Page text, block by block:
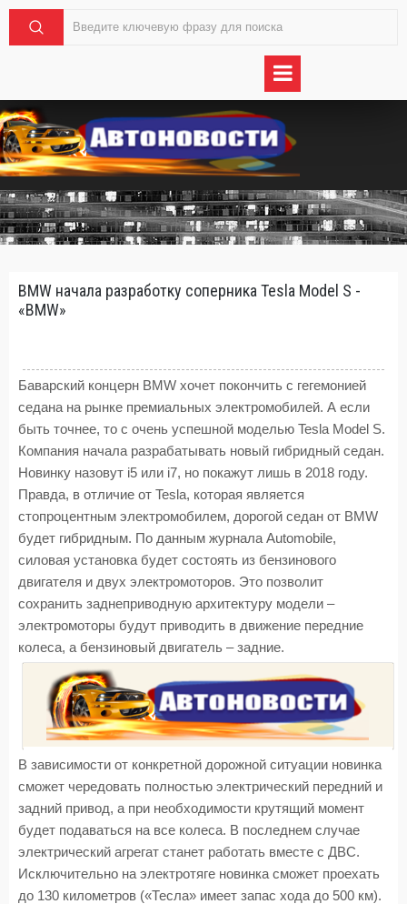
BMW начала разработку соперника Tesla Model S -
«BMW»
Баварский концерн BMW хочет покончить с гегемонией
седана на рынке премиальных электромобилей. А если
быть точнее, то с очень успешной моделью Tesla Model S.
Компания начала разрабатывать новый гибридный седан.
Новинку назовут i5 или i7, но покажут лишь в 2018 году.
Правда, в отличие от Tesla, которая является
стопроцентным электромобилем, дорогой седан от BMW
будет гибридным. По данным журнала Automobile,
силовая установка будет состоять из бензинового
двигателя и двух электромоторов. Это позволит
сохранить заднеприводную архитектуру модели –
электромоторы будут приводить в движение передние
колеса, а бензиновый двигатель – задние.
В зависимости от конкретной дорожной ситуации новинка
сможет чередовать полностью электрический передний и
задний привод, а при необходимости крутящий момент
будет подаваться на все колеса. В последнем случае
электрический агрегат станет работать вместе с ДВС.
Исключительно на электротяге новинка сможет проехать
до 130 километров («Тесла» имеет запас хода до 500 км).